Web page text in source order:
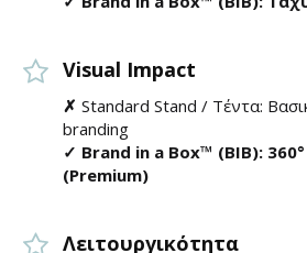
Visual Impact
✗ Standard Stand / Τέντα:
branding
✓ Brand in a Box™ (BIB):
(Premium)
Λειτουργικότητα